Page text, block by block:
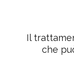
Il
che